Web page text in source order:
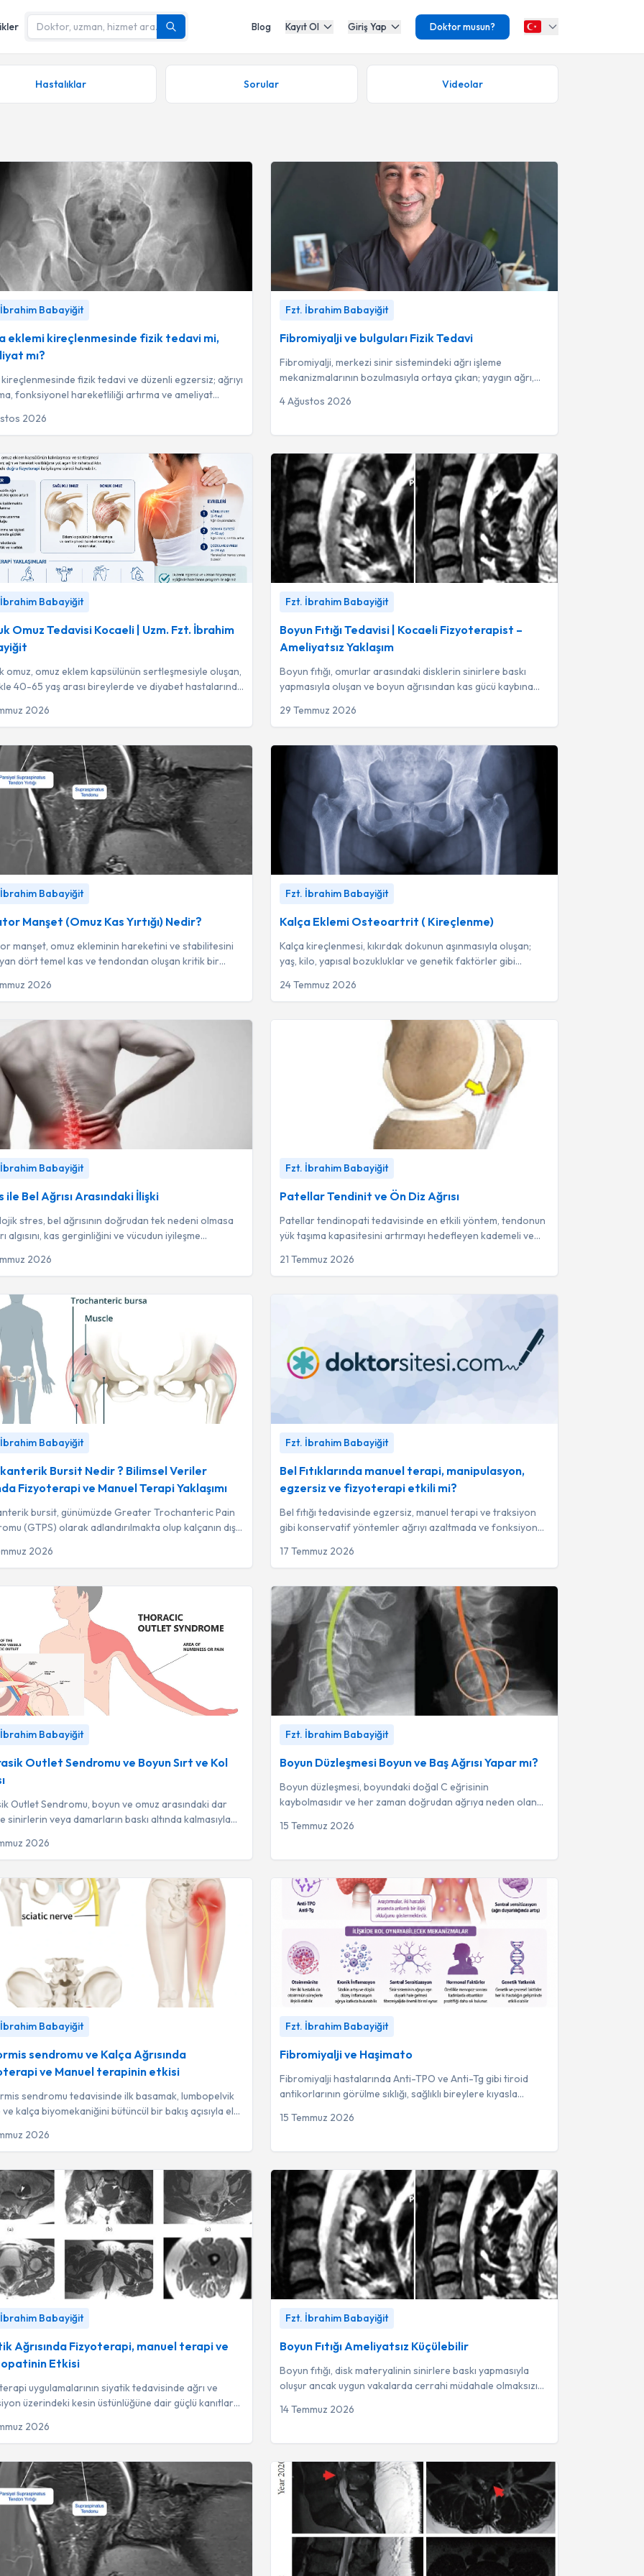
Blog Kayıt Ol Giriş Yap Doktor musun?
Hastalıklar Sorular Videolar
Babayiğit
Babayiğit
eklemi kireçlenmesinde fizik tedavi mi,
mı?
fizik tedavi ve düzenli egzersiz; ağrıyı
fonksiyonel hareketliliği artırma ve ameliyat
2026
Babayiğit
Fzt. İbrahim Babayiğit
Fibromiyalji ve bulguları Fizik Tedavi
Fibromiyalji, merkezi sinir sistemindeki ağrı işleme
mekanizmalarının bozulmasıyla ortaya çıkan; yaygın ağrı,
4 Ağustos 2026
-Fzt. İbrahim Babayiğit
Babayiğit
Omuz Tedavisi Kocaeli | Uzm. Fzt. İbrahim
omuz, omuz eklem kapsülünün sertleşmesiyle oluşan,
40-65 yaş arası bireylerde ve diyabet hastalarında
2026
Yaklaşım-Fzt. İbrahim Babayiğit
Fzt. İbrahim Babayiğit
Boyun Fıtığı Tedavisi | Kocaeli Fizyoterapist –
Ameliyatsız Yaklaşım
Boyun fıtığı, omurlar arasındaki disklerin sinirlere baskı
yapmasıyla oluşan ve boyun ağrısından kas gücü kaybına
29 Temmuz 2026
Babayiğit
Manşet (Omuz Kas Yırtığı) Nedir?
manşet, omuz ekleminin hareketini ve stabilitesini
dört temel kas ve tendondan oluşan kritik bir
2026
Babayiğit
Fzt. İbrahim Babayiğit
Kalça Eklemi Osteoartrit ( Kireçlenme)
Kalça kireçlenmesi, kıkırdak dokunun aşınmasıyla oluşan;
yaş, kilo, yapısal bozukluklar ve genetik faktörler gibi
24 Temmuz 2026
Babayiğit
ile Bel Ağrısı Arasındaki İlişki
stres, bel ağrısının doğrudan tek nedeni olmasa
algısını, kas gerginliğini ve vücudun iyileşme
2026
Fzt. İbrahim Babayiğit
Patellar Tendinit ve Ön Diz Ağrısı
Patellar tendinopati tedavisinde en etkili yöntem, tendonun
yük taşıma kapasitesini artırmayı hedefleyen kademeli ve
21 Temmuz 2026
ve Manuel Terapi Yaklaşımı
Babayiğit
Bursit Nedir ? Bilimsel Veriler
Fizyoterapi ve Manuel Terapi Yaklaşımı
bursit, günümüzde Greater Trochanteric Pain
(GTPS) olarak adlandırılmakta olup kalçanın dış
2026
fizyoterapi etkili mi?-Fzt. İbrahim Babayiğit
Fzt. İbrahim Babayiğit
Bel Fıtıklarında manuel terapi, manipulasyon,
egzersiz ve fizyoterapi etkili mi?
Bel fıtığı tedavisinde egzersiz, manuel terapi ve traksiyon
gibi konservatif yöntemler ağrıyı azaltmada ve fonksiyonel
17 Temmuz 2026
BabayiğitBabayiğit
Outlet Sendromu ve Boyun Sırt ve Kol
Outlet Sendromu, boyun ve omuz arasındaki dar
sinirlerin veya damarların baskı altında kalmasıyla
2026
İbrahim Babayiğit
Fzt. İbrahim Babayiğit
Boyun Düzleşmesi Boyun ve Baş Ağrısı Yapar mı?
Boyun düzleşmesi, boyundaki doğal C eğrisinin
kaybolmasıdır ve her zaman doğrudan ağrıya neden olan
15 Temmuz 2026
terapinin etkisi-
Babayiğit
sendromu ve Kalça Ağrısında
ve Manuel terapinin etkisi
sendromu tedavisinde ilk basamak, lumbopelvik
kalça biyomekaniğini bütüncül bir bakış açısıyla ele
2026
Fzt. İbrahim Babayiğit
Fibromiyalji ve Haşimato
Fibromiyalji hastalarında Anti-TPO ve Anti-Tg gibi tiroid
antikorlarının görülme sıklığı, sağlıklı bireylere kıyasla
15 Temmuz 2026
Etkisi-Fzt. İbrahim Babayiğit
Babayiğit
Ağrısında Fizyoterapi, manuel terapi ve
Etkisi
uygulamalarının siyatik tedavisinde ağrı ve
üzerindeki kesin üstünlüğüne dair güçlü kanıtlar
2026
Fzt. İbrahim Babayiğit
Boyun Fıtığı Ameliyatsız Küçülebilir
Boyun fıtığı, disk materyalinin sinirlere baskı yapmasıyla
oluşur ancak uygun vakalarda cerrahi müdahale olmaksızın
14 Temmuz 2026